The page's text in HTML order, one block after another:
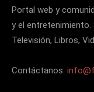
Portal web y
y el entretenimiento.
Televisión, Libros,
Contáctanos: